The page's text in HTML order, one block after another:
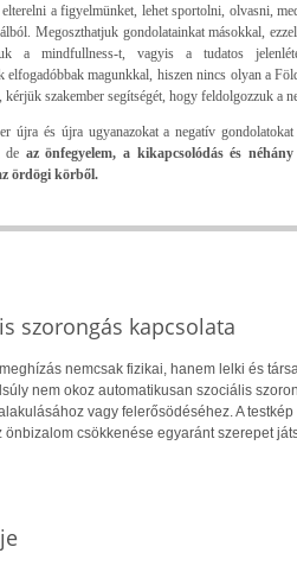
a figyelmünket, lehet sportolni, olvasni,
Megoszthatjuk gondolatainkat másokkal,
a mindfullness-t, vagyis a tudatos
elfogadóbbak magunkkal, hiszen nincs olyan a
szakember segítségét, hogy feldolgozzuk a
újra és újra ugyanazokat a negatív
de az önfegyelem, a kikapcsolódás és
ördögi körből.
szorongás kapcsolata
nemcsak fizikai, hanem lelki és
nem okoz automatikusan szociális
vagy felerősödéséhez. A
önbizalom csökkenése egyaránt szerepet